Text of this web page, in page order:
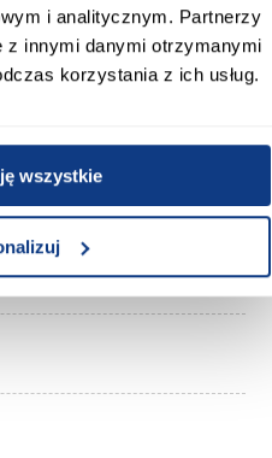
i analitycznym. Partnerzy
z innymi danymi otrzymanymi
korzystania z ich usług.
wszystkie